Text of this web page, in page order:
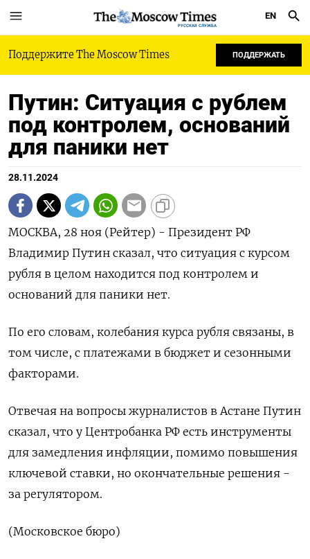
РУССКАЯ СЛУЖБА
EN
Поддержите The Moscow Times ПОДДЕРЖАТЬ
Путин: Ситуация с рублем
под контролем, оснований
для паники нет
28.11.2024
МОСКВА, 28 ноя (Рейтер) - Президент РФ
Владимир Путин сказал, что ситуация с курсом
рубля в целом находится под контролем и
оснований для паники нет.
По его словам, колебания курса рубля связаны, в
том числе, с платежами в бюджет и сезонными
факторами.
Отвечая на вопросы журналистов в Астане Путин
сказал, что у Центробанка РФ есть инструменты
для замедления инфляции, помимо повышения
ключевой ставки, но окончательные решения -
за регулятором.
(Московское бюро)